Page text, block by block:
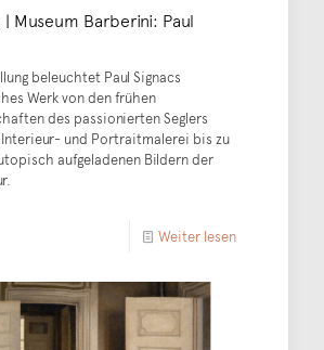
Museum Barberini: Paul
beleuchtet Paul Signacs
Werk von den frühen
des passionierten Seglers
Interieur- und Portraitmalerei bis zu
aufgeladenen Bildern der
Weiter lesen